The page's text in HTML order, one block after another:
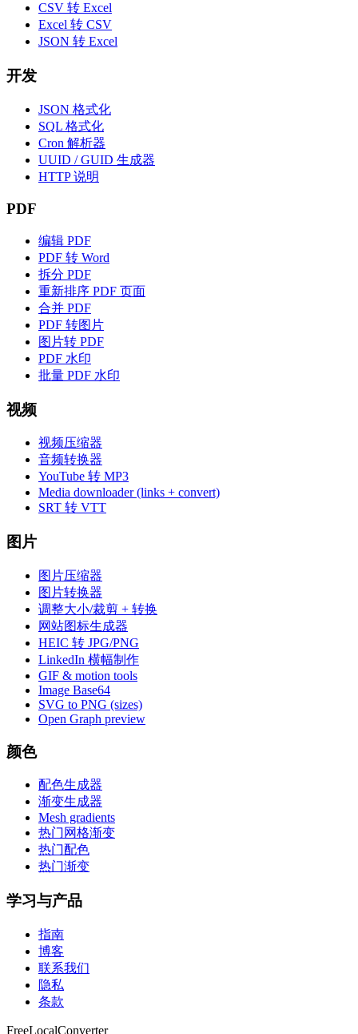
CSV 转 Excel
Excel 转 CSV
JSON 转 Excel
开发
JSON 格式化
SQL 格式化
Cron 解析器
UUID / GUID 生成器
HTTP 说明
PDF
编辑 PDF
PDF 转 Word
拆分 PDF
重新排序 PDF 页面
合并 PDF
PDF 转图片
图片转 PDF
PDF 水印
批量 PDF 水印
视频
视频压缩器
音频转换器
YouTube 转 MP3
Media downloader (links + convert)
SRT 转 VTT
图片
图片压缩器
图片转换器
调整大小/裁剪 + 转换
网站图标生成器
HEIC 转 JPG/PNG
LinkedIn 横幅制作
GIF & motion tools
Image Base64
SVG to PNG (sizes)
Open Graph preview
颜色
配色生成器
渐变生成器
Mesh gradients
热门网格渐变
热门配色
热门渐变
学习与产品
指南
博客
联系我们
隐私
条款
FreeLocalConverter